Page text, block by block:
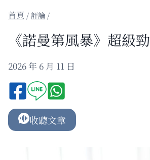
/ 評論 /
《諾曼第風暴》超級勁
2026 年 6 月 11 日
收聽文章